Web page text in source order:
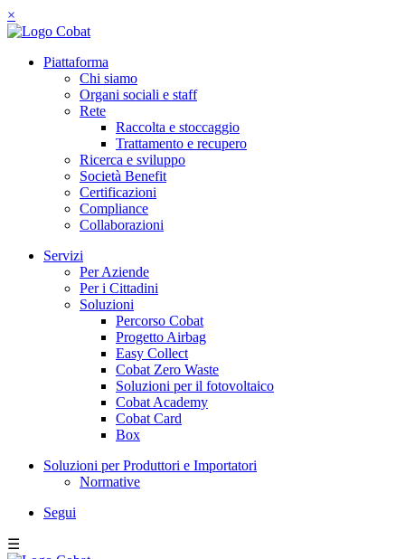
×
Piattaforma
Chi siamo
Organi sociali e staff
Rete
Raccolta e stoccaggio
Trattamento e recupero
Ricerca e sviluppo
Società Benefit
Certificazioni
Compliance
Collaborazioni
Servizi
Per Aziende
Per i Cittadini
Soluzioni
Percorso Cobat
Progetto Airbag
Easy Collect
Cobat Zero Waste
Soluzioni per il fotovoltaico
Cobat Academy
Cobat Card
Box
Soluzioni per Produttori e Importatori
Normative
Segui
☰